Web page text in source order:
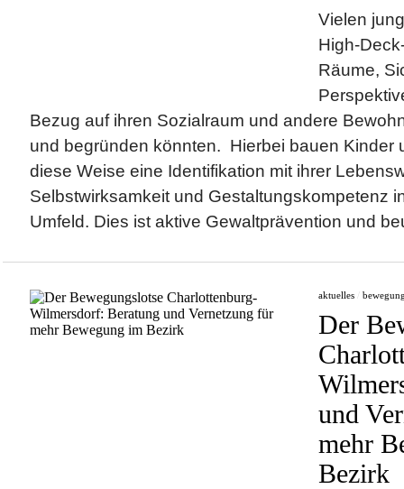
Vielen
High-
Räume,
Bezug auf ihren Sozialraum und andere
und begründen könnten. Hierbei bauen Kinder
diese Weise eine Identifikation mit ihrer
Selbstwirksamkeit und Gestaltungskompetenz
Umfeld. Dies ist aktive Gewaltprävention und
aktuelles/
Der
und
mehr
Bezirk